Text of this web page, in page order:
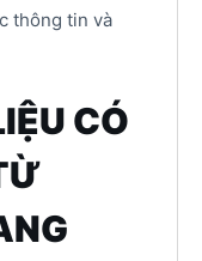
thông tin và
CÓ